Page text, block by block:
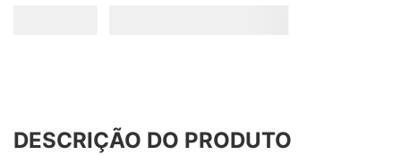
DESCRIÇÃO DO PRODUTO